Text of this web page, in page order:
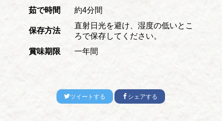
茹で時間 約4分間
保存方法
直射日光を避け、湿度の低いとこ
ろで保存してください。
賞味期限
一年間
ツイートする シェアする